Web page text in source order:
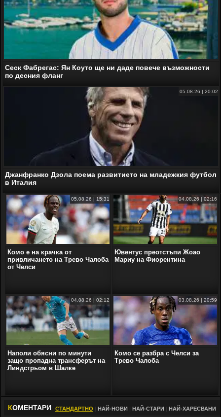
Сеск Фабрегас: Ян Коуто ще ни даде повече възможности
по десния фланг
05.08.26 | 20:02
Джанфранко Дзола поема развитието на младежкия футбол
в Италия
05.08.26 | 15:31
Комо е на крачка от
привличането на Трево Чалоба
от Челси
04.08.26 | 02:16
Ювентус преотстъпи Жоао
Мариу на Фиорентина
04.08.26 | 02:12
Наполи обясни по минути
защо пропадна трансферът на
Линдстрьом в Шалке
03.08.26 | 20:59
Комо се разбра с Челси за
Трево Чалоба
КОМЕНТАРИ СТАНДАРТНО НАЙ-НОВИ НАЙ-СТАРИ НАЙ-ХАРЕСВАНИ